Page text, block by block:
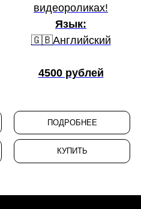
видеороликах!
Язык:
🇬🇧Английский
4500 рублей
ПОДРОБНЕЕ
КУПИТЬ